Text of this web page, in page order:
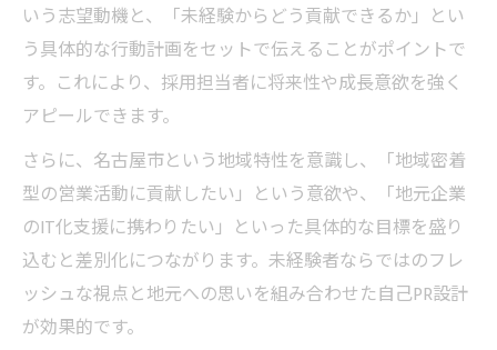
いう志望動機と、「未経験からどう貢献できるか」とい
う具体的な行動計画をセットで伝えることがポイントで
す。これにより、採用担当者に将来性や成長意欲を強く
アピールできます。
さらに、名古屋市という地域特性を意識し、「地域密着
型の営業活動に貢献したい」という意欲や、「地元企業
のIT化支援に携わりたい」といった具体的な目標を盛り
込むと差別化につながります。未経験者ならではのフレ
ッシュな視点と地元への思いを組み合わせた自己PR設計
が効果的です。